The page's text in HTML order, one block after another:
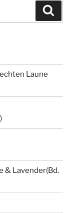
Laune
& Lavender(Bd.